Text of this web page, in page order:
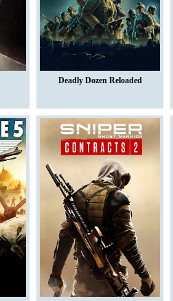
Deadly Dozen Reloaded